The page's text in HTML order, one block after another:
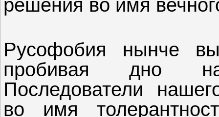
решения во имя
Русофобия нынче
пробивая дно
Последователи
во имя